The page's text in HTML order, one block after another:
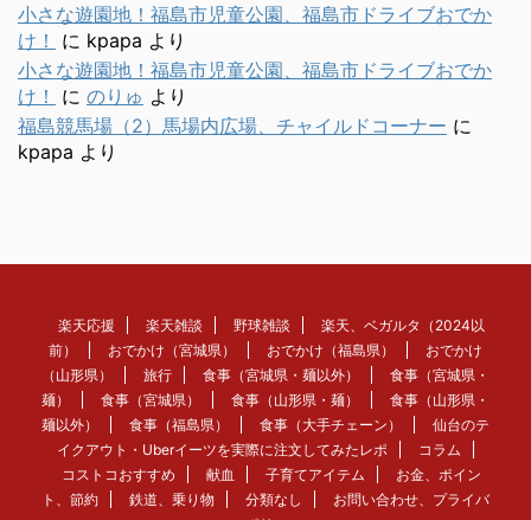
小さな遊園地！福島市児童公園、福島市ドライブおでか
け！
に kpapa より
小さな遊園地！福島市児童公園、福島市ドライブおでか
け！
に のりゅ より
福島競馬場（2）馬場内広場、チャイルドコーナー に
kpapa より
楽天応援 楽天雑談 野球雑談
楽天、ベガルタ（2024以
前）
おでかけ（宮城県） おでかけ（福島県）
おでかけ
（山形県）
旅行 食事（宮城県・麺以外）
食事（宮城県・
麺）
食事（宮城県） 食事（山形県・麺）
食事（山形県・
麺以外）
食事（福島県） 食事（大手チェーン）
仙台のテ
イクアウト・Uberイーツを実際に注文してみたレポ
コラム
コストコおすすめ
献血 子育てアイテム
お金、ポイン
ト、節約
鉄道、乗り物 分類なし
お問い合わせ、プライバ